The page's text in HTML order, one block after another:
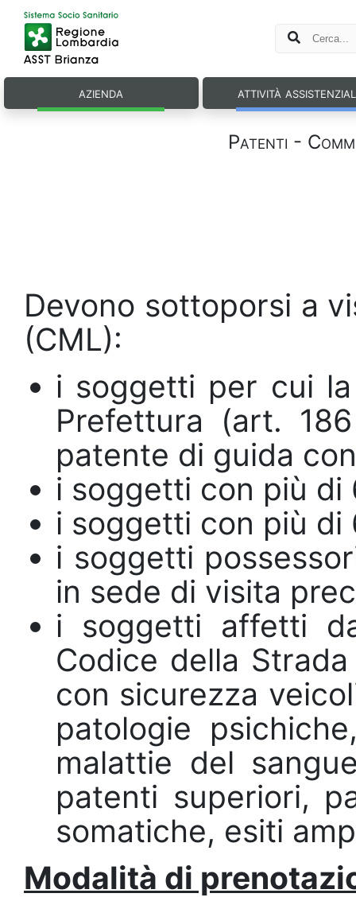
azienda attività
Patenti -
Devono sottoporsi a
(CML):
i soggetti per cui
Prefettura (art.
patente di guida
i soggetti con più di
i soggetti con più di
i soggetti
in sede di visita
i soggetti affetti
Codice della
con sicurezza
patologie
malattie del
patenti superiori,
somatiche, esiti
Modalità di